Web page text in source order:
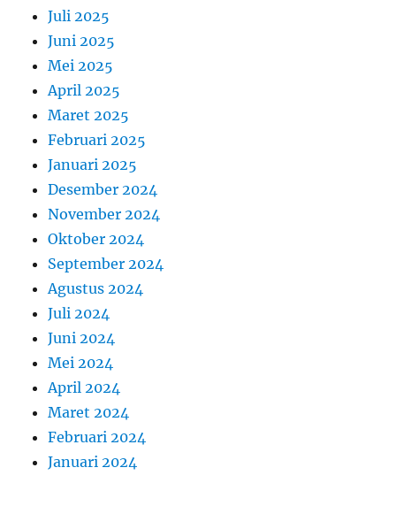
Juli 2025
Juni 2025
Mei 2025
April 2025
Maret 2025
Februari 2025
Januari 2025
Desember 2024
November 2024
Oktober 2024
September 2024
Agustus 2024
Juli 2024
Juni 2024
Mei 2024
April 2024
Maret 2024
Februari 2024
Januari 2024